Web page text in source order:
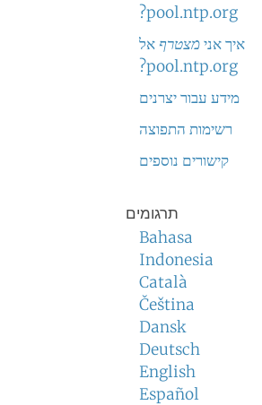
pool.ntp.org?
איך אנימצטרף אל
pool.ntp.org?
מידע עבור יצרנים
רשימות התפוצה
קישורים נוספים
תרגומים
Bahasa
Indonesia
Català
Čeština
Dansk
Deutsch
English
Español